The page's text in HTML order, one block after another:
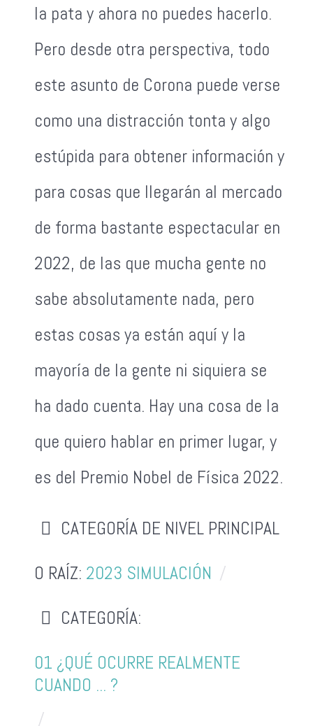
la pata y ahora no puedes hacerlo.
Pero desde otra perspectiva, todo
este asunto de Corona puede verse
como una distracción tonta y algo
estúpida para obtener información y
para cosas que llegarán al mercado
de forma bastante espectacular en
2022, de las que mucha gente no
sabe absolutamente nada, pero
estas cosas ya están aquí y la
mayoría de la gente ni siquiera se
ha dado cuenta. Hay una cosa de la
que quiero hablar en primer lugar, y
es del Premio Nobel de Física 2022.
CATEGORÍA DE NIVEL PRINCIPAL
O RAÍZ: 2023 SIMULACIÓN
CATEGORÍA:
01 ¿QUÉ OCURRE REALMENTE
CUANDO ... ?